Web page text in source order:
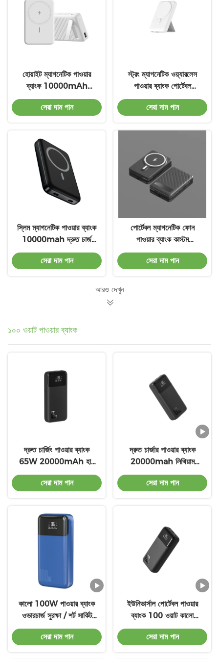
হোয়াইট ম্যাগনেটিক পাওয়ার
ব্যাংক 10000mAh
ম্যাগনেটিক পোর্টেবল চার্জার
সেরা দাম পান
স্ট্রং ম্যাগনেটিক ওয়্যারলেস
পাওয়ার ব্যাংক পোর্টেবল
ম্যাগসেফ চার্জার পাওয়ার ব্যাংক
10000mAh
সেরা দাম পান
স্লিম ম্যাগনেটিক পাওয়ার ব্যাংক
10000mah দ্রুত চার্জ
পাওয়ার ব্যাংক নিরাপদ
সেরা দাম পান
পোর্টেবল ম্যাগনেটিক ফোন
পাওয়ার ব্যাংক কাস্টম
5000mAh ম্যাগনেটিক
পাওয়ার ব্যাংক
সেরা দাম পান
আরও দেখুন
১০০ ওয়াট পাওয়ার ব্যাংক
দ্রুত চার্জিং পাওয়ার ব্যাংক
65W 20000mAh হাই
পাওয়ার পাওয়ার ব্যাংক
সেরা দাম পান
দ্রুত চার্জার পাওয়ার ব্যাংক
20000mah লিথিয়াম
পলিমার 100 ওয়াট পোর্টেবল
চার্জার অগ্নি সুরক্ষা
সেরা দাম পান
কালো 100W পাওয়ার ব্যাংক
ওভারচার্জ সুরক্ষা / শর্ট সার্কিট
সুরক্ষা
সেরা দাম পান
ইউনিভার্সাল পোর্টেবল পাওয়ার
ব্যাংক 100 ওয়াট কালো
200000mAh
150*73*34.5mm
সেরা দাম পান